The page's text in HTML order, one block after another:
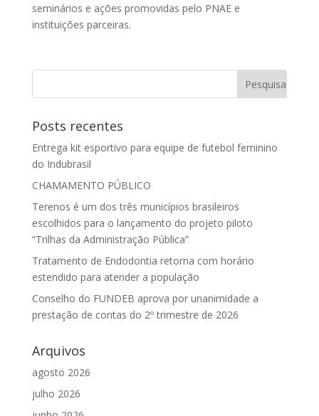
seminários e ações promovidas pelo PNAE e
instituições parceiras.
Posts recentes
Entrega kit esportivo para equipe de futebol feminino
do Indubrasil
CHAMAMENTO PÚBLICO
Terenos é um dos três municípios brasileiros
escolhidos para o lançamento do projeto piloto
“Trilhas da Administração Pública”
Tratamento de Endodontia retorna com horário
estendido para atender a população
Conselho do FUNDEB aprova por unanimidade a
prestação de contas do 2º trimestre de 2026
Arquivos
agosto 2026
julho 2026